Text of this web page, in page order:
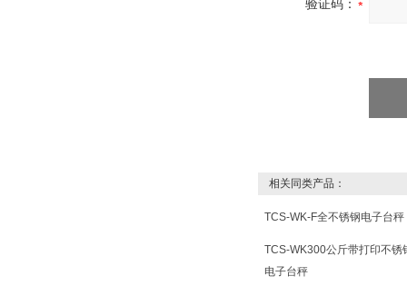
验证码：
相关同类产品：
TCS-WK-F全不锈钢电子台秤
TCS-WK300公斤带打印不锈
电子台秤